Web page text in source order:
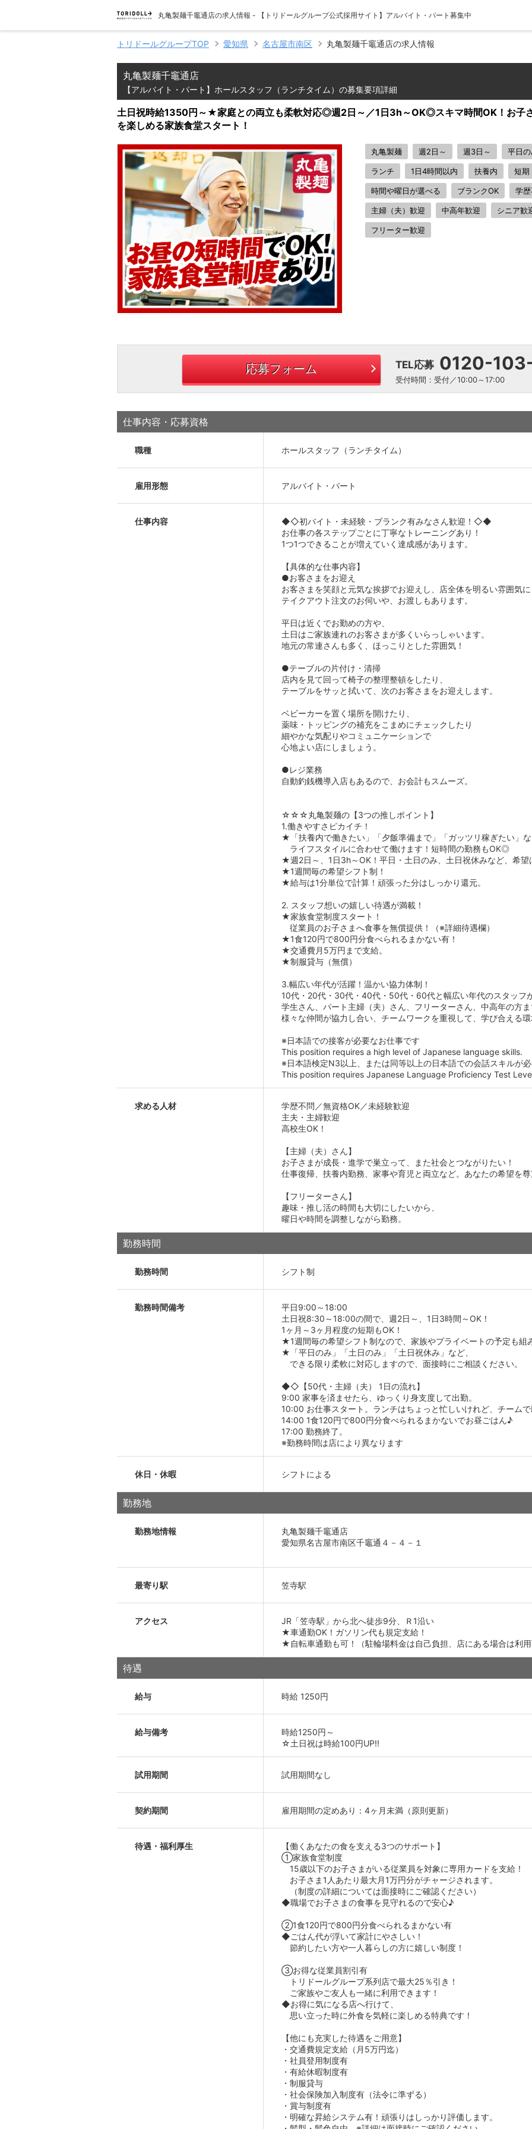
丸亀製麺千竈通店の求人情報 - 【トリドールグループ公式採用サイト】アルバイト・パート募集中
トリドールグループTOP 愛知県 名古屋市南区 丸亀製麺千竈通店の求人情報
丸亀製麺千竈通店
【アルバイト・パート】ホールスタッフ（ランチタイム）の募集要項詳細
土日祝時給1350円～★家庭との両立も柔軟対応◎週2日～／1日3h～OK◎スキマ時間OK！お子
を楽しめる家族食堂スタート！
丸亀製麺 週2日～ 週3日～ 平日
ランチ 1日4時間以内 扶養内 短期
時間や曜日が選べる ブランクOK 学
主婦（夫）歓迎 中高年歓迎 シニア歓
フリーター歓迎
応募フォーム TEL応募 0120-
受付時間：受付／10:00～17:00
仕事内容・応募資格
職種 ホールスタッフ（ランチタイム）
雇用形態 アルバイト・パート
仕事内容
◆◇初バイト・未経験・ブランク有みなさん歓迎！◇◆
お仕事の各ステップごとに丁寧なトレーニングあり！
1つ1つできることが増えていく達成感があります。
【具体的な仕事内容】
●お客さまをお迎え
お客さまを笑顔と元気な挨拶でお迎えし、店全体を明るい雰囲気
テイクアウト注文のお伺いや、お渡しもあります。
平日は近くでお勤めの方や、
土日はご家族連れのお客さまが多くいらっしゃいます。
地元の常連さんも多く、ほっこりとした雰囲気！
●テーブルの片付け・清掃
店内を見て回って椅子の整理整頓をしたり、
テーブルをサッと拭いて、次のお客さまをお迎えします。
ベビーカーを置く場所を開けたり、
薬味・トッピングの補充をこまめにチェックしたり
細やかな気配りやコミュニケーションで
心地よい店にしましょう。
●レジ業務
自動釣銭機導入店もあるので、お会計もスムーズ。
☆☆☆丸亀製麺の【3つの推しポイント】
1.働きやすさピカイチ！
★「扶養内で働きたい」「夕飯準備まで」「ガッツリ稼ぎたい」
ライフスタイルに合わせて働けます！短時間の勤務もOK◎
★週2日～、1日3h～OK！平日・土日のみ、土日祝休みなど、希望
★1週間毎の希望シフト制！
★給与は1分単位で計算！頑張った分はしっかり還元。
2. スタッフ想いの嬉しい待遇が満載！
★家族食堂制度スタート！
従業員のお子さまへ食事を無償提供！（※詳細待遇欄）
★1食120円で800円分食べられるまかない有！
★交通費月5万円まで支給。
★制服貸与（無償）
3.幅広い年代が活躍！温かい協力体制！
10代・20代・30代・40代・50代・60代と幅広い年代のスタッフ
学生さん、パート主婦（夫）さん、フリーターさん、中高年の方
様々な仲間が協力し合い、チームワークを重視して、学び合える
※日本語での接客が必要なお仕事です
This position requires a high level of Japanese language skills.
※日本語検定N3以上、または同等以上の日本語での会話スキルが
This position requires Japanese Language Proficiency Test
求める人材
学歴不問／無資格OK／未経験歓迎
主夫・主婦歓迎
高校生OK！
【主婦（夫）さん】
お子さまが成長・進学で巣立って、また社会とつながりたい！
仕事復帰、扶養内勤務、家事や育児と両立など。あなたの希望を
【フリーターさん】
趣味・推し活の時間も大切にしたいから、
曜日や時間を調整しながら勤務。
勤務時間
勤務時間 シフト制
勤務時間備考
平日9:00～18:00
土日祝8:30～18:00の間で、週2日～、1日3時間～OK！
1ヶ月～3ヶ月程度の短期もOK！
★1週間毎の希望シフト制なので、家族やプライベートの予定も組
★「平日のみ」「土日のみ」「土日祝休み」など、
できる限り柔軟に対応しますので、面接時にご相談ください。
◆◇【50代・主婦（夫） 1日の流れ】
9:00 家事を済ませたら、ゆっくり身支度して出勤。
10:00 お仕事スタート。ランチはちょっと忙しいけれど、チーム
14:00 1食120円で800円分食べられるまかないでお昼ごはん♪
17:00 勤務終了。
※勤務時間は店により異なります
休日・休暇 シフトによる
勤務地
勤務地情報
丸亀製麺千竈通店
愛知県名古屋市南区千竈通４－４－１
最寄り駅 笠寺駅
アクセス
JR「笠寺駅」から北へ徒歩9分、Ｒ1沿い
★車通勤OK！ガソリン代も規定支給！
★自転車通勤も可！（駐輪場料金は自己負担、店にある場合は利
待遇
給与 時給 1250円
給与備考
時給1250円～
☆土日祝は時給100円UP!!
試用期間 試用期間なし
契約期間 雇用期間の定めあり：4ヶ月未満（原則更新）
待遇・福利厚生
【働くあなたの食を支える3つのサポート】
①家族食堂制度
15歳以下のお子さまがいる従業員を対象に専用カードを支給！
お子さま1人あたり最大月1万円分がチャージされます。
（制度の詳細については面接時にご確認ください）
◆職場でお子さまの食事を見守れるので安心♪
②1食120円で800円分食べられるまかない有
◆ごはん代が浮いて家計にやさしい！
節約したい方や一人暮らしの方に嬉しい制度！
③お得な従業員割引有
トリドールグループ系列店で最大25％引き！
ご家族やご友人も一緒に利用できます！
◆お得に気になる店へ行けて、
思い立った時に外食を気軽に楽しめる特典です！
【他にも充実した待遇をご用意】
・交通費規定支給（月5万円迄）
・社員登用制度有
・有給休暇制度有
・制服貸与
・社会保険加入制度有（法令に準ずる）
・賞与制度有
・明確な昇給システム有！頑張りはしっかり評価します。